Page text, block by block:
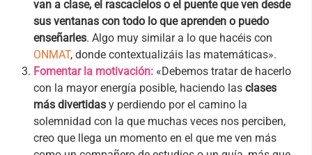
van a clase, el rascacielos o el puente que ven desde
sus ventanas con todo lo que aprenden o puedo
enseñarles. Algo muy similar a lo que hacéis con
ONMAT, donde contextualizáis las matemáticas».
Fomentar la motivación: «Debemos tratar de hacerlo
con la mayor energía posible, haciendo las clases
más divertidas y perdiendo por el camino la
solemnidad con la que muchas veces nos perciben,
creo que llega un momento en el que me ven más